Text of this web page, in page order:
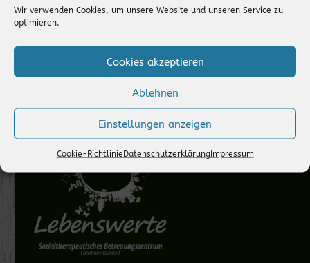
Wir verwenden Cookies, um unsere Website und unseren Service zu
optimieren.
Cookies akzeptieren
Ablehnen
Einstellungen anzeigen
Cookie-RichtlinieDatenschutzerklärungImpressum